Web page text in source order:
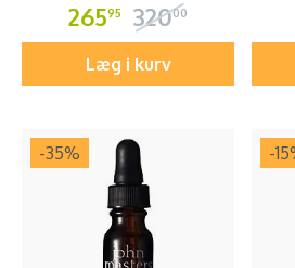
26595 32000
Læg i kurv
-35% -15